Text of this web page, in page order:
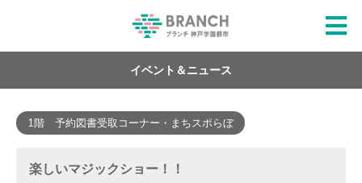
イベント＆ニュース
1階 予約図書受取コーナー・まちスポらぼ
楽しいマジックショー！！